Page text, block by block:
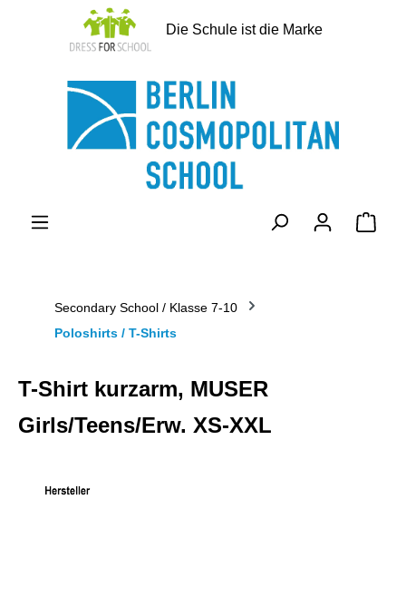
springen
Die Schule ist die Marke
Secondary School / Klasse 7-10
Poloshirts / T-Shirts
T-Shirt kurzarm, MUSER
Girls/Teens/Erw. XS-XXL